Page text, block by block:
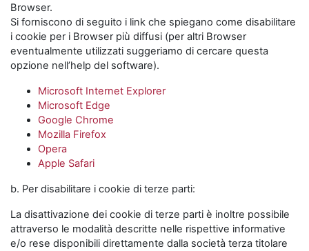
Browser.
Si forniscono di seguito i link che spiegano come disabilitare
i cookie per i Browser più diffusi (per altri Browser
eventualmente utilizzati suggeriamo di cercare questa
opzione nell’help del software).
Microsoft Internet Explorer
Microsoft Edge
Google Chrome
Mozilla Firefox
Opera
Apple Safari
b. Per disabilitare i cookie di terze parti:
La disattivazione dei cookie di terze parti è inoltre possibile
attraverso le modalità descritte nelle rispettive informative
e/o rese disponibili direttamente dalla società terza titolare